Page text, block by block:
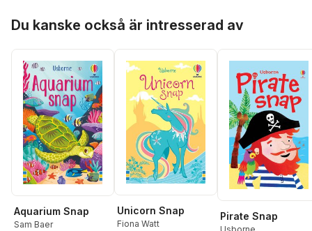
Du kanske också är intresserad av
Aquarium Snap
Sam Baer
Unicorn Snap
Fiona Watt
Pirate Snap